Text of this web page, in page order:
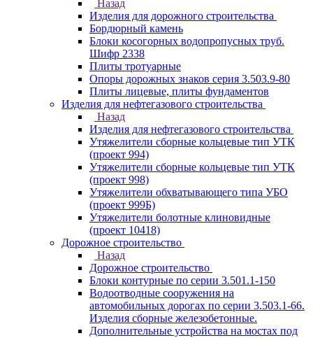
Назад
Изделия для дорожного строительства
Бордюрный камень
Блоки косогорных водопропусных труб.
Шифр 2338
Плиты тротуарные
Опоры дорожных знаков серия 3.503.9-80
Плиты лицевые, плиты фундаментов
Изделия для нефтегазового строительства
Назад
Изделия для нефтегазового строительства
Утяжелители сборные кольцевые тип УТК
(проект 994)
Утяжелители сборные кольцевые тип УТК
(проект 998)
Утяжелители обхватывающего типа УБО
(проект 999Б)
Утяжелители болотные клиновидные
(проект 10418)
Дорожное строительство
Назад
Дорожное строительство
Блоки контурные по серии 3.501.1-150
Водоотводные сооружения на
автомобильных дорогах по серии 3.503.1-66.
Изделия сборные железобетонные.
Дополнительные устройства на мостах под